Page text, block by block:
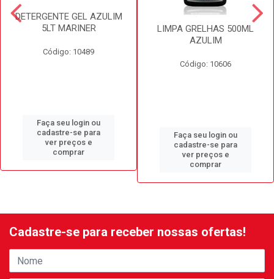
DETERGENTE GEL AZULIM
5LT MARINER
Código: 10489
Faça seu login ou
cadastre-se para
ver preços e
comprar
LIMPA GRELHAS 500ML
AZULIM
Código: 10606
Faça seu login ou
cadastre-se para
ver preços e
comprar
Cadastre-se para receber nossas ofertas!